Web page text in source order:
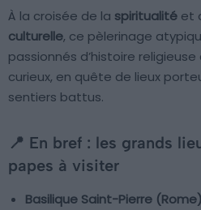
À la croisée de la spiritualité et
culturelle, ce pèlerinage
passionnés d’histoire
curieux, en quête de lieux
sentiers battus.
📍 En bref : les grands
papes à visiter
Basilique Saint-Pierre (Rome)